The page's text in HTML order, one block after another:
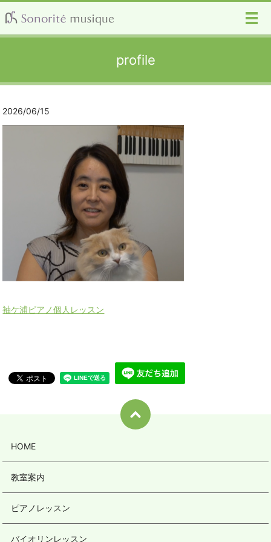
メ
profile
2026/06/15
袖ケ浦ピアノ個人レッスン
HOME
教室案内
ピアノレッスン
バイオリンレッスン